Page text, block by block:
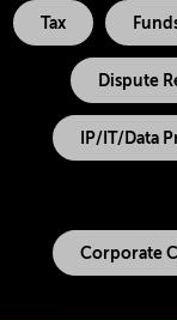
Tax
Dispute
IP/IT/Data
Corporate